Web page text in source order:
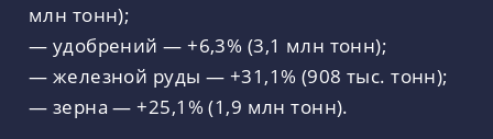
млн тонн);
— удобрений — +6,3% (3,1 млн тонн);
— железной руды — +31,1% (908 тыс. тонн);
— зерна — +25,1% (1,9 млн тонн).